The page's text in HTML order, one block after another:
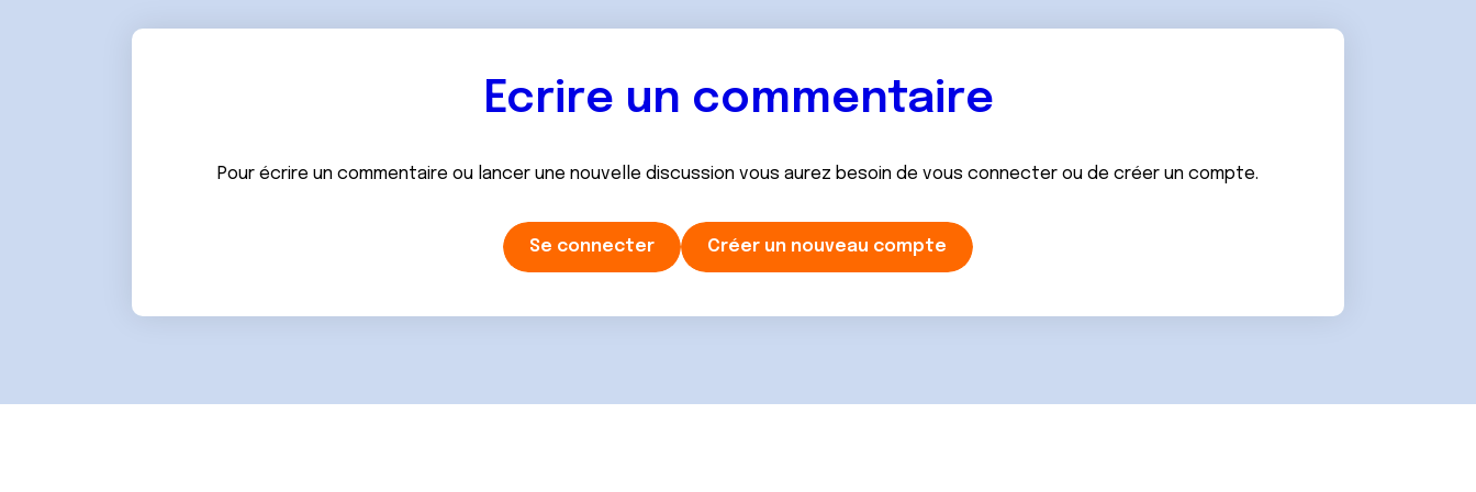
Ecrire un commentaire
Pour écrire un commentaire ou lancer une nouvelle discussion vous aurez besoin de vous connecter ou de créer un compte.
Se connecter Créer un nouveau compte